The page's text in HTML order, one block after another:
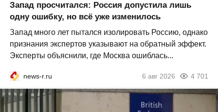
Запад просчитался: Россия допустила лишь
одну ошибку, но всё уже изменилось
Запад много лет пытался изолировать Россию, однако
признания экспертов указывают на обратный эффект.
Эксперты объяснили, где Москва ошиблась...
news-r.ru 6 авг 2026 4 701